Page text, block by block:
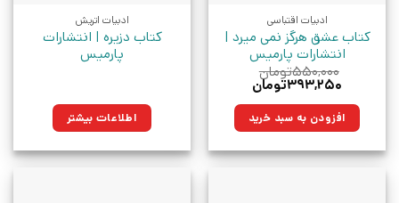
ادبیات اقتباسی
کتاب عشق هرگز نمی میرد |
انتشارات پارمیس
۵۵۰,۰۰۰تومان
قیمت
۵۵۰,۰۰۰تومان
بود.
۳۹۳,۲۵۰تومان
۳۹۳,۲۵۰تومان.افزودن به سبد خرید
ادبیات اتریش
کتاب دزیره | انتشارات
پارمیس
اطلاعات بیشتر